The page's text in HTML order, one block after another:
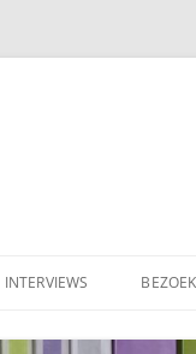
INTERVIEWS